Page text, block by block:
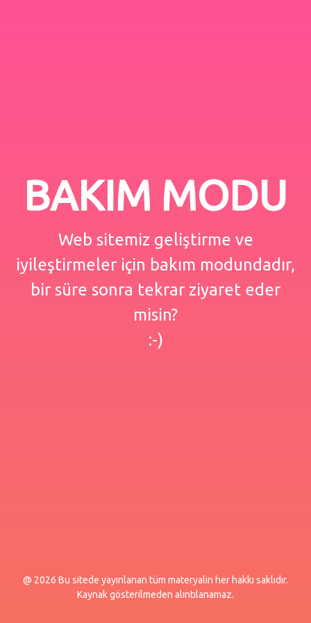
BAKIM MODU
Web sitemiz geliştirme ve
iyileştirmeler için bakım modundadır,
bir süre sonra tekrar ziyaret eder
misin?
:-)
@ 2026 Bu sitede yayınlanan tüm materyalin her hakkı saklıdır.
Kaynak gösterilmeden alıntılanamaz.